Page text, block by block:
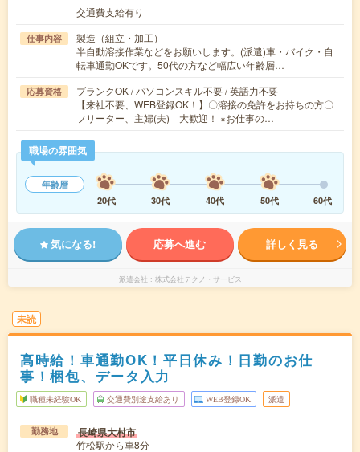
交通費支給有り
仕事内容
製造（組立・加工）
半自動溶接作業などをお願いします。(派遣)車・バイク・自
転車通勤OKです。50代の方など幅広い年齢層…
応募資格
ブランクOK / パソコンスキル不要 / 英語力不要
【来社不要、WEB登録OK！】〇溶接の免許をお持ちの方〇
フリーター、主婦(夫) 大歓迎！ ※お仕事の…
職場の雰囲気
年齢層
20代
30代 40代 50代 60代
気になる! 応募へ進む 詳しく見る
派遣会社 株式会社テクノ・サービス
未読
高時給！車通勤OK！平日休み！日勤のお仕
事！梱包、データ入力
職種未経験OK 交通費別途支給あり WEB登録OK 派遣
勤務地 長崎県大村市
竹松駅から車8分